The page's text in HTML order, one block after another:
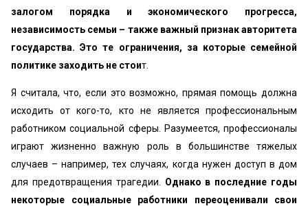
залогом порядка и экономического прогресса,
независимость семьи – также важный признак авторитета
государства. Это те ограничения, за которые семейной
политике заходить не стоит.
Я считала, что, если это возможно, прямая помощь должна
исходить от кого-то, кто не является профессиональным
работником социальной сферы. Разумеется, профессионалы
играют жизненно важную роль в большинстве тяжелых
случаев – например, тех случаях, когда нужен доступ в дом
для предотвращения трагедии. Однако в последние годы
некоторые социальные работники переоценивали свои